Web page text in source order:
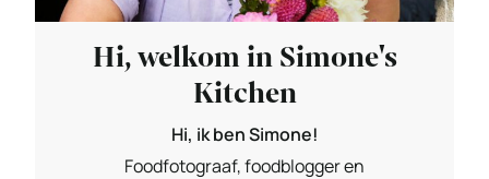
Hi, welkom in Simone's
Kitchen
Hi, ik ben Simone!
Foodfotograaf, foodblogger en